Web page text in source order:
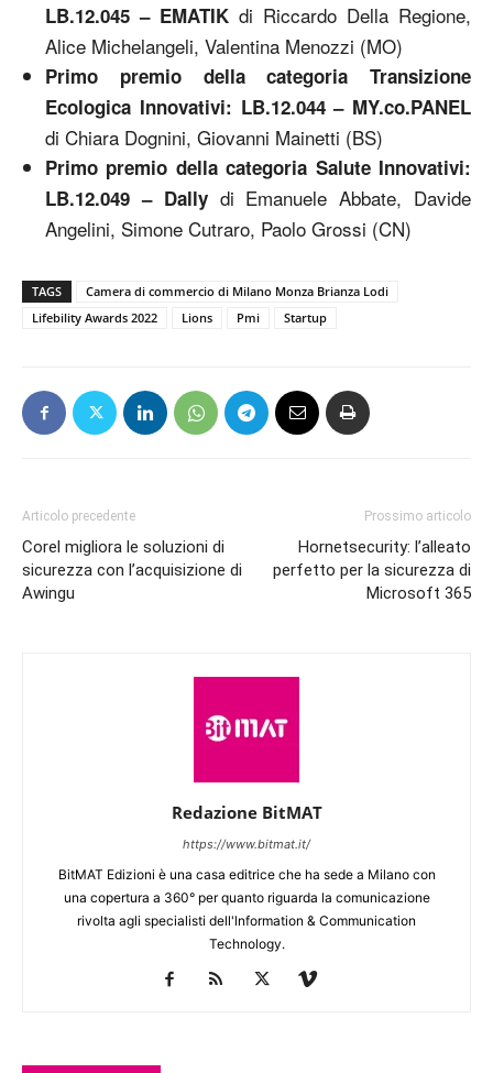
LB.12.045 – EMATIK di Riccardo Della Regione,
Alice Michelangeli, Valentina Menozzi (MO)
Primo premio della categoria Transizione
Ecologica Innovativi: LB.12.044 – MY.co.PANEL
di Chiara Dognini, Giovanni Mainetti (BS)
Primo premio della categoria Salute Innovativi:
LB.12.049 – Dallydi Emanuele Abbate, Davide
Angelini, Simone Cutraro, Paolo Grossi (CN)
TAGS
Camera di commercio di Milano Monza Brianza Lodi
Lifebility Awards 2022
Lions Pmi Startup
Articolo precedente
Corel migliora le soluzioni di
sicurezza con l’acquisizione di
Awingu
Prossimo articolo
Hornetsecurity: l’alleato
perfetto per la sicurezza di
Microsoft 365
Redazione BitMAT
https://www.bitmat.it/
BitMAT Edizioni è una casa editrice che ha sede a Milano con
una copertura a 360° per quanto riguarda la comunicazione
rivolta agli specialisti dell'lnformation & Communication
Technology.